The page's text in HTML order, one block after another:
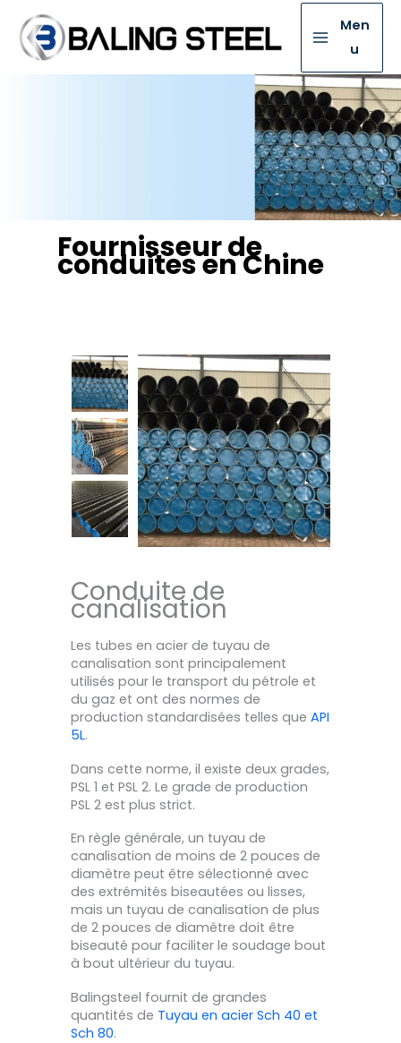
Men
u
Fournisseur de
conduites en Chine
Conduite de
canalisation
Les tubes en acier de tuyau de
canalisation sont principalement
utilisés pour le transport du pétrole et
du gaz et ont des normes de
production standardisées telles que API
5L.
Dans cette norme, il existe deux grades,
PSL 1 et PSL 2. Le grade de production
PSL 2 est plus strict.
En règle générale, un tuyau de
canalisation de moins de 2 pouces de
diamètre peut être sélectionné avec
des extrémités biseautées ou lisses,
mais un tuyau de canalisation de plus
de 2 pouces de diamètre doit être
biseauté pour faciliter le soudage bout
à bout ultérieur du tuyau.
Balingsteel fournit de grandes
quantités de Tuyau en acier Sch 40 et
Sch 80.